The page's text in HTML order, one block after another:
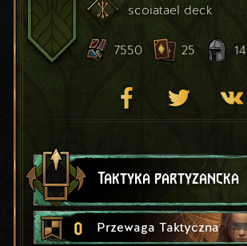
scoiatael deck
7550 25 14
Taktyka partyzancka
0 Przewaga Taktyczna